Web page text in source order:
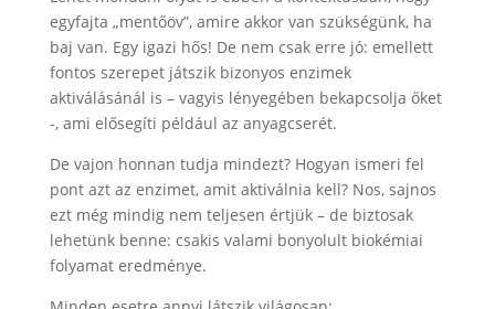
egyfajta „mentőöv”, amire akkor van szükségünk, ha
baj van. Egy igazi hős! De nem csak erre jó: emellett
fontos szerepet játszik bizonyos enzimek
aktiválásánál is – vagyis lényegében bekapcsolja őket
-, ami elősegíti például az anyagcserét.
De vajon honnan tudja mindezt? Hogyan ismeri fel
pont azt az enzimet, amit aktiválnia kell? Nos, sajnos
ezt még mindig nem teljesen értjük – de biztosak
lehetünk benne: csakis valami bonyolult biokémiai
folyamat eredménye.